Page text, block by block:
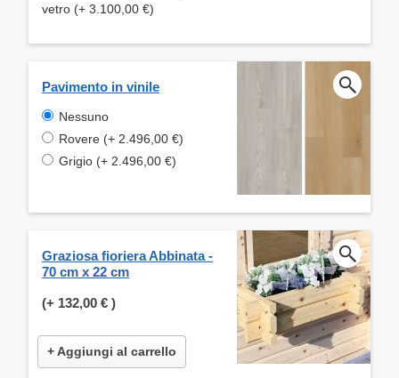
vetro (+ 3.100,00 €)
Pavimento in vinile
Nessuno
Rovere (+ 2.496,00 €)
Grigio (+ 2.496,00 €)
Graziosa fioriera Abbinata -
70 cm x 22 cm
(+ 132,00 € )
+ Aggiungi al carrello